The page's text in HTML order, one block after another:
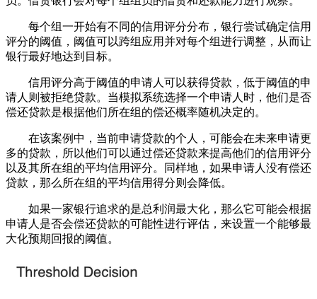
每个组一开始有不同的信用评分分布，银行尝试确定信用
评分的阈值，阈值可以跨组应用并对每个组进行调整，从而让
银行最好地达到目标。
信用评分高于阈值的申请人可以获得贷款，低于阈值的申
请人则被拒绝贷款。当模拟系统选择一个申请人时，他们是否
偿还贷款是根据他们所在组的偿还概率随机决定的。
在该案例中，当前申请贷款的个人，可能会在未来申请更
多的贷款，所以他们可以通过偿还贷款来提高他们的信用评分
以及其所在组的平均信用评分。同样地，如果申请人没有偿还
贷款，那么所在组的平均信用得分则会降低。
如果一家银行追求的是总利润最大化，那么它可能会根据
申请人是否会偿还贷款的可能性进行评估，来设置一个能够最
大化预期回报的阈值。